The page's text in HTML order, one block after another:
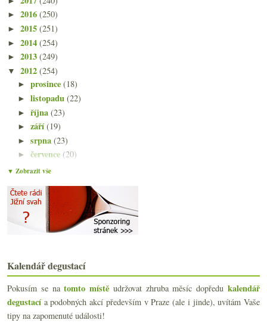
► 2016 (250)
► 2015 (251)
► 2014 (254)
► 2013 (249)
▼ 2012 (254)
►prosince(18)
►listopadu(22)
►října(23)
►září(19)
►srpna(23)
►července (20)
►června
►dubna
► března (23)
► února (21)
Devět bílých z Dobré vinice
Výsledky ankety „Nechali jste si dělat vlastní vin...
Falšované zprávy o zdravotních účincích vína, pilu...
Dva novozélandské pinoty
Důvěrné sdělení o dvou Chardonnay
▼ Zobrazit vše
Kalendář degustací
Pokusím se natomto místě udržovat zhruba měsíc dopředukalendář
degustacía podobných akcí především v Praze (ale i jinde), uvítám Vaše
tipy na zapomenuté události!